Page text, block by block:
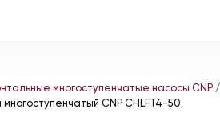
многоступенчатые насосы CNP/
CNP CHLFT4-50